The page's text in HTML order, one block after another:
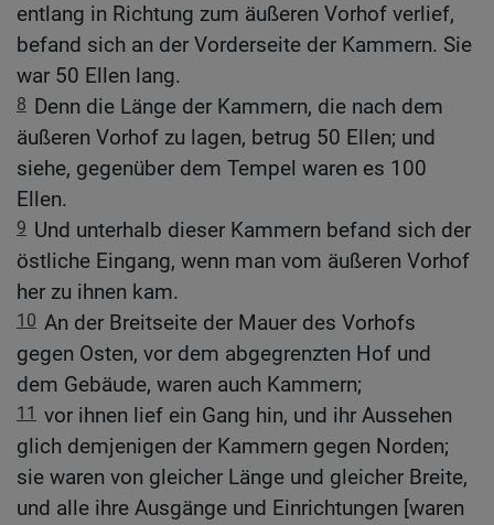
entlang in Richtung zum äußeren Vorhof verlief,
befand sich an der Vorderseite der Kammern. Sie
war 50 Ellen lang.
8 Denn die Länge der Kammern, die nach dem
äußeren Vorhof zu lagen, betrug 50 Ellen; und
siehe, gegenüber dem Tempel waren es 100
Ellen.
9 Und unterhalb dieser Kammern befand sich der
östliche Eingang, wenn man vom äußeren Vorhof
her zu ihnen kam.
10 An der Breitseite der Mauer des Vorhofs
gegen Osten, vor dem abgegrenzten Hof und
dem Gebäude, waren auch Kammern;
11 vor ihnen lief ein Gang hin, und ihr Aussehen
glich demjenigen der Kammern gegen Norden;
sie waren von gleicher Länge und gleicher Breite,
und alle ihre Ausgänge und Einrichtungen [waren